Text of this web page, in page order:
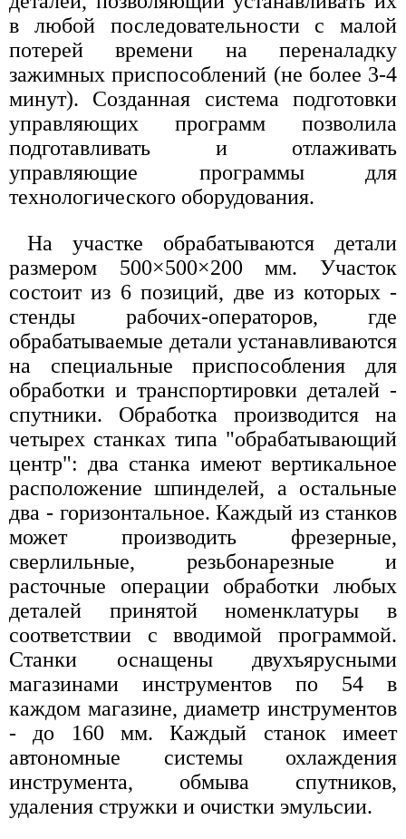
в любой последовательности с малой
потерей времени на переналадку
зажимных приспособлений (не более 3-4
минут). Созданная система подготовки
управляющих программ позволила
подготавливать и отлаживать
управляющие программы для
технологического оборудования.
На участке обрабатываются детали
размером 500×500×200 мм. Участок
состоит из 6 позиций, две из которых -
стенды рабочих-операторов, где
обрабатываемые детали устанавливаются
на специальные приспособления для
обработки и транспортировки деталей -
спутники. Обработка производится на
четырех станках типа "обрабатывающий
центр": два станка имеют вертикальное
расположение шпинделей, а остальные
два - горизонтальное. Каждый из станков
может производить фрезерные,
сверлильные, резьбонарезные и
расточные операции обработки любых
деталей принятой номенклатуры в
соответствии с вводимой программой.
Станки оснащены двухъярусными
магазинами инструментов по 54 в
каждом магазине, диаметр инструментов
- до 160 мм. Каждый станок имеет
автономные системы охлаждения
инструмента, обмыва спутников,
удаления стружки и очистки эмульсии.